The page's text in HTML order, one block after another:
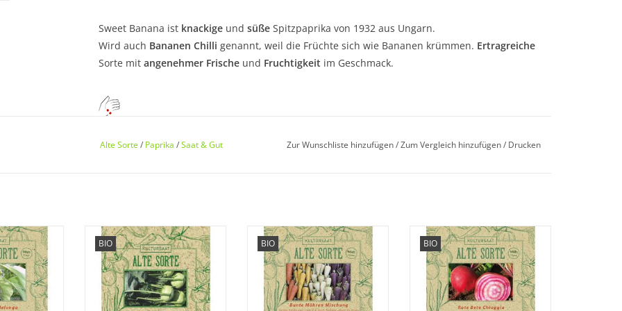
Sweet Banana ist knackigeund süßeSpitzpaprika von 1932 aus Ungarn.
Wird auch Bananen Chilli genannt, weil die Früchte sich wie Bananen krümmen. Ertragreiche
Sorte mit angenehmer Frischeund Fruchtigkeit im Geschmack.
Februar bis März, min. 20°C für gute Keimerfolge.
20 – 25 °C, 15 – 20 Tage.
Kultur:
Alte Sorte / Paprika /Saat & Gut Zur Wunschliste hinzufügen/Zum Vergleich hinzufügen/ Drucken
seltene,
wieder,
geraten
HINZUFÜGEN
BIO
Entdecken Sie unseren seltenen,
historischen Kohlrabi wieder, der
fast in Vergessenheit geraten ist!
ZUM WARENKORB HINZUFÜGEN
BIO
Entdecken Sie unseren seltenen,
historischen Möhren wieder, die
fast in Vergessenheit geraten ist!
ZUM WARENKORB HINZUFÜGEN
BIO
Entdecken Sie unsere seltene,
historische Rote Bete wieder, die
fast in Vergessenheit geraten ist!
ZUM WARENKORB HINZUFÜGEN